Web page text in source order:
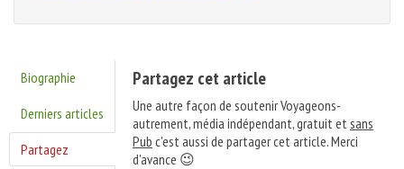
Biographie
Derniers articles
Partagez
Partagez cet article
Une autre façon de soutenir Voyageons-
autrement, média indépendant, gratuit etsans
Pub c'est aussi de partager cet article. Merci
d'avance 😉